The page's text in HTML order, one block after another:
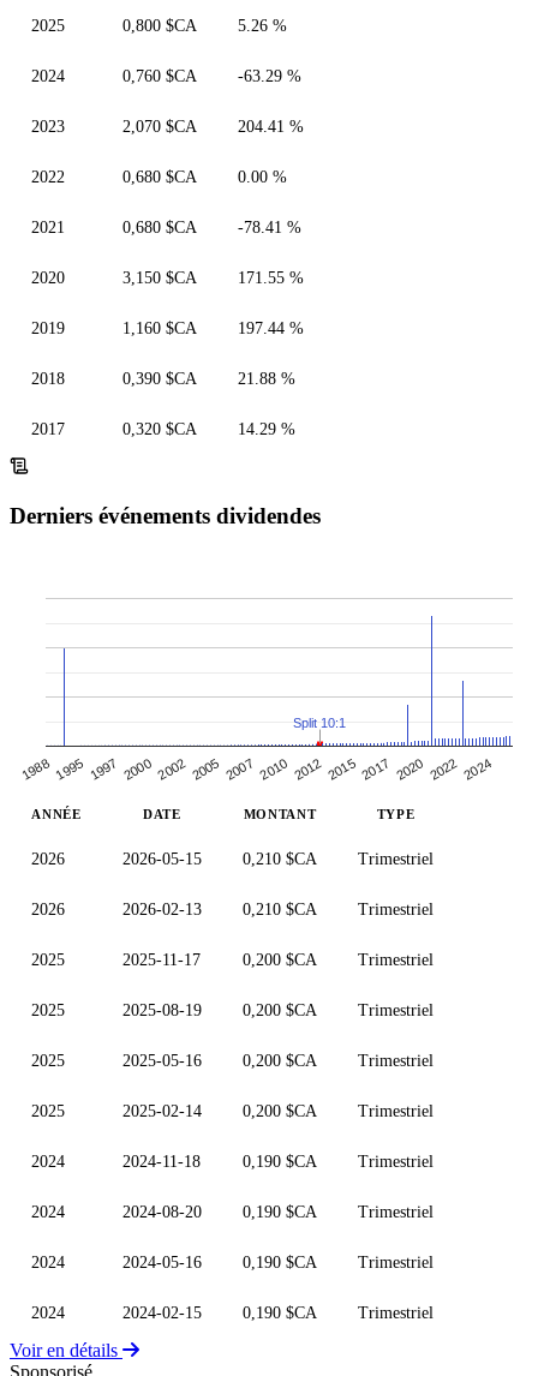
2025 0,800 $CA 5.26 %
2024 0,760 $CA -63.29 %
2023 2,070 $CA 204.41 %
2022 0,680 $CA 0.00 %
2021 0,680 $CA -78.41 %
2020 3,150 $CA 171.55 %
2019 1,160 $CA 197.44 %
2018 0,390 $CA 21.88 %
2017 0,320 $CA 14.29 %
Derniers événements dividendes
1988 1995 1997 2000 2002 2005 2007 2010 2012 2015 2017 2020 2022 2024
Split 10:1
ANNÉE DATE MONTANT TYPE
2026 2026-05-15 0,210 $CA Trimestriel
2026 2026-02-13 0,210 $CA Trimestriel
2025 2025-11-17 0,200 $CA Trimestriel
2025 2025-08-19 0,200 $CA Trimestriel
2025 2025-05-16 0,200 $CA Trimestriel
2025 2025-02-14 0,200 $CA Trimestriel
2024 2024-11-18 0,190 $CA Trimestriel
2024 2024-08-20 0,190 $CA Trimestriel
2024 2024-05-16 0,190 $CA Trimestriel
2024 2024-02-15 0,190 $CA Trimestriel
Voir en détails
Sponsorisé